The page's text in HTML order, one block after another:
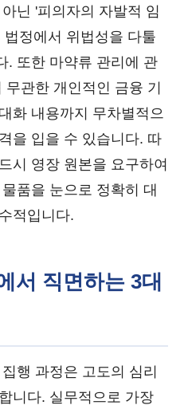
닌 '피의자의 자발적 임
정에서 위법성을 다툴
. 또한 마약류 관리에 관
관한 개인적인 금융 기
화 내용까지 무차별적으
을 입을 수 있습니다. 따
시 영장 원본을 요구하여
품을 눈으로 정확히 대
적입니다.
서 직면하는 3대
행 과정은 고도의 심리
니다. 실무적으로 가장